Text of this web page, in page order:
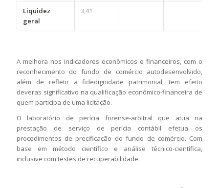
Liquidez
geral
3,41
A melhora nos indicadores econômicos e financeiros, com o
reconhecimento do fundo de comércio autodesenvolvido,
além de refletir a fidedignidade patrimonial, tem efeito
deveras significativo na qualificação econômico-financeira de
quem participa de uma licitação.
O laboratório de perícia forense-arbitral que atua na
prestação de serviço de perícia contábil efetua os
procedimentos de precificação do fundo de comércio. Com
base em método científico e análise técnico-científica,
inclusive com testes de recuperabilidade.